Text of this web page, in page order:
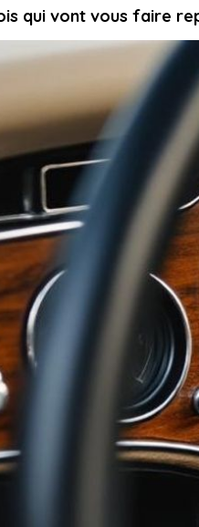
qui vont vous faire